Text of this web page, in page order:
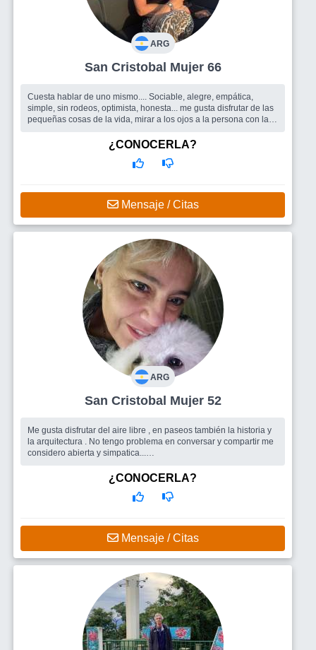
ARG
San Cristobal Mujer 66
Cuesta hablar de uno mismo.... Sociable, alegre, empática,
simple, sin rodeos, optimista, honesta... me gusta disfrutar de las
pequeñas cosas de la vida, mirar a los ojos a la persona con la q
Conocer gente linda, alegre, divertida, entablar
amistades, salidas en grupo, viajar. Y si surge un compañero de
vida... caminar juntos a la par... sería fantástico
¿CONOCERLA?
Mensaje / Citas
ARG
San Cristobal Mujer 52
Me gusta disfrutar del aire libre , en paseos también la historia y
la arquitectura . No tengo problema en conversar y compartir me
considero abierta y simpatica...
¿CONOCERLA?
Mensaje / Citas